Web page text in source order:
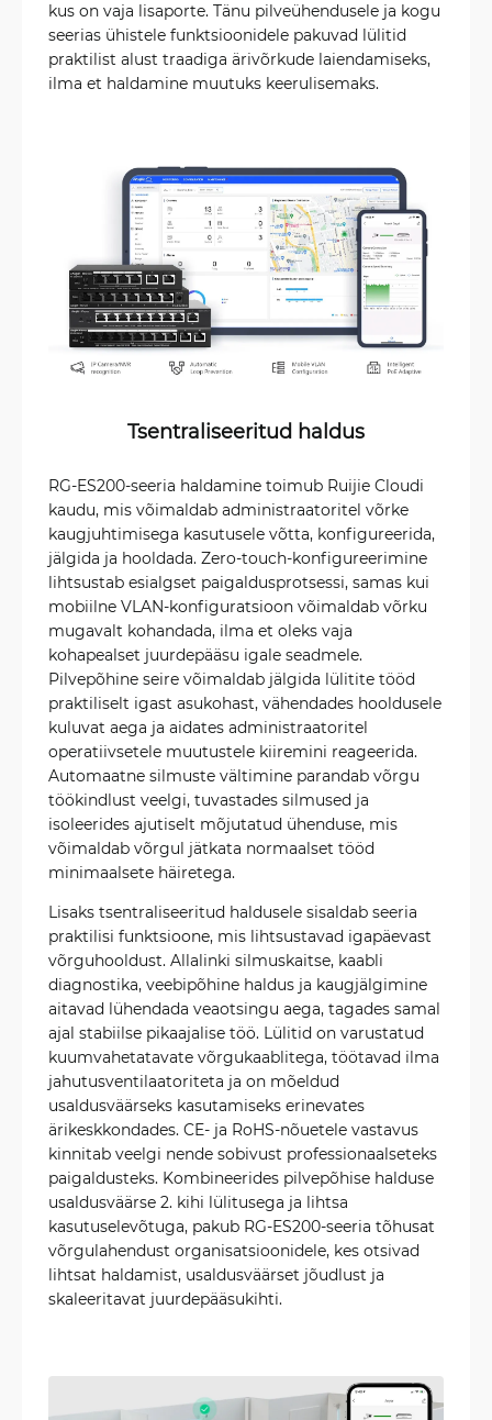
kus on vaja lisaporte. Tänu pilveühendusele ja kogu
seerias ühistele funktsioonidele pakuvad lülitid
praktilist alust traadiga ärivõrkude laiendamiseks,
ilma et haldamine muutuks keerulisemaks.
Tsentraliseeritud haldus
RG-ES200-seeria haldamine toimub Ruijie Cloudi
kaudu, mis võimaldab administraatoritel võrke
kaugjuhtimisega kasutusele võtta, konfigureerida,
jälgida ja hooldada. Zero-touch-konfigureerimine
lihtsustab esialgset paigaldusprotsessi, samas kui
mobiilne VLAN-konfiguratsioon võimaldab võrku
mugavalt kohandada, ilma et oleks vaja
kohapealset juurdepääsu igale seadmele.
Pilvepõhine seire võimaldab jälgida lülitite tööd
praktiliselt igast asukohast, vähendades hooldusele
kuluvat aega ja aidates administraatoritel
operatiivsetele muutustele kiiremini reageerida.
Automaatne silmuste vältimine parandab võrgu
töökindlust veelgi, tuvastades silmused ja
isoleerides ajutiselt mõjutatud ühenduse, mis
võimaldab võrgul jätkata normaalset tööd
minimaalsete häiretega.
Lisaks tsentraliseeritud haldusele sisaldab seeria
praktilisi funktsioone, mis lihtsustavad igapäevast
võrguhooldust. Allalinki silmuskaitse, kaabli
diagnostika, veebipõhine haldus ja kaugjälgimine
aitavad lühendada veaotsingu aega, tagades samal
ajal stabiilse pikaajalise töö. Lülitid on varustatud
kuumvahetatavate võrgukaablitega, töötavad ilma
jahutusventilaatoriteta ja on mõeldud
usaldusväärseks kasutamiseks erinevates
ärikeskkondades. CE- ja RoHS-nõuetele vastavus
kinnitab veelgi nende sobivust professionaalseteks
paigaldusteks. Kombineerides pilvepõhise halduse
usaldusväärse 2. kihi lülitusega ja lihtsa
kasutuselevõtuga, pakub RG-ES200-seeria tõhusat
võrgulahendust organisatsioonidele, kes otsivad
lihtsat haldamist, usaldusväärset jõudlust ja
skaleeritavat juurdepääsukihti.